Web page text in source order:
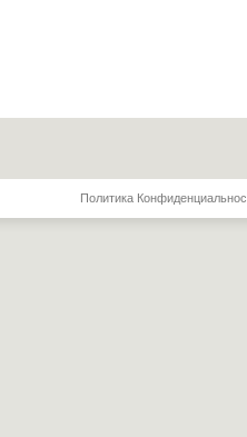
Политика